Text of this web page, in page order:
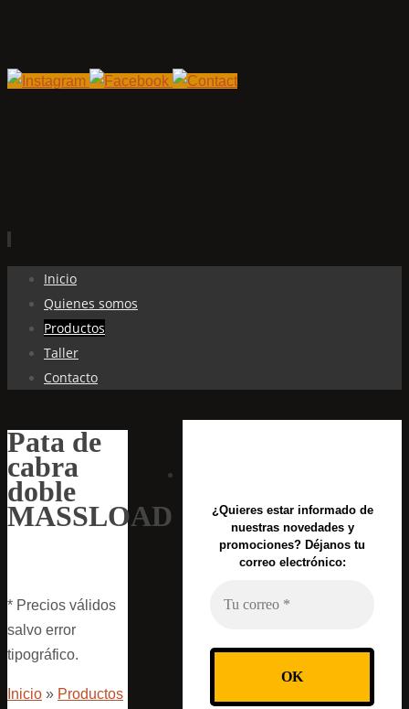
contenido
Inicio
Quienes somos
Productos
Taller
Contacto
Pata de
cabra
doble
MASSLOAD
* Precios válidos
salvo error
tipográfico.
Inicio » Productos
¿Quieres estar informado de
nuestras novedades y
promociones? Déjanos tu
correo electrónico: